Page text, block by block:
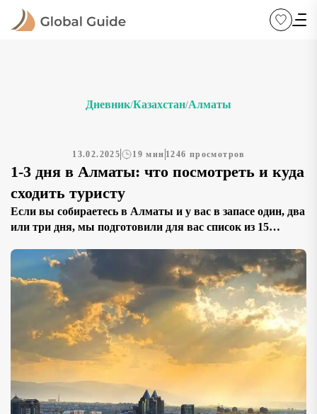
Дневник/Казахстан/Алматы
13.02.2025 19 мин 1246 просмотров
1-3 дня в Алматы: что посмотреть и куда
сходить туристу
Если вы собираетесь в Алматы и у вас в запасе один, два
или три дня, мы подготовили для вас список из 15
Выбирайте маршрут в зависимости от вашего времени и
предпочтений. Если у вас всего 1 день, начните с
прогулки по парку имени 28 гвардейцев-панфиловцев,
посетите Вознесенский кафедральный собор и
мемориальный […]